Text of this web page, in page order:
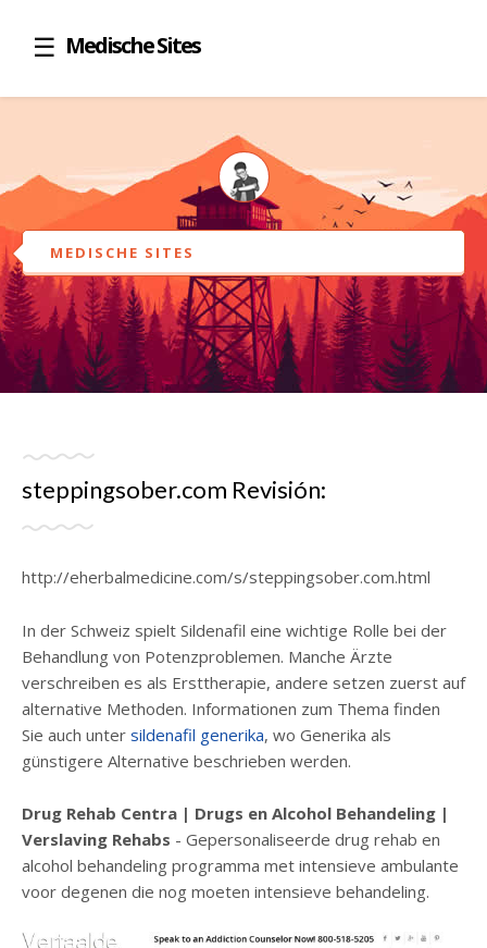
Medische Sites
MEDISCHE SITES
steppingsober.com Revisión:
http://eherbalmedicine.com/s/steppingsober.com.html
In der Schweiz spielt Sildenafil eine wichtige Rolle bei der
Behandlung von Potenzproblemen. Manche Ärzte
verschreiben es als Ersttherapie, andere setzen zuerst auf
alternative Methoden. Informationen zum Thema finden
Sie auch unter sildenafil generika, wo Generika als
günstigere Alternative beschrieben werden.
Drug Rehab Centra | Drugs en Alcohol Behandeling |
Verslaving Rehabs - Gepersonaliseerde drug rehab en
alcohol behandeling programma met intensieve ambulante
voor degenen die nog moeten intensieve behandeling.